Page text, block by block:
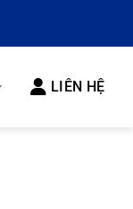
LIÊN HỆ